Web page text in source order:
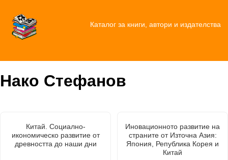
Каталог за книги, автори и издателства
Нако Стефанов
Китай. Социално-
икономическо развитие от
древността до наши дни
Иновационното развитие на
страните от Източна Азия:
Япония, Република Корея и
Китай